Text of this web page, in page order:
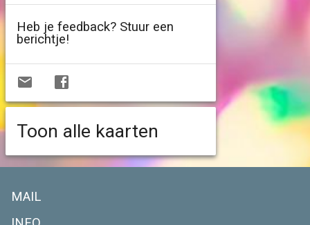
Heb je feedback? Stuur een
berichtje!
Toon alle kaarten
MAIL